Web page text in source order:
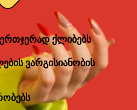
ქლიბებს
ვარგისიანობის